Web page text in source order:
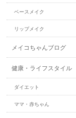
ベースメイク
リップメイク
メイコちゃんブログ
健康・ライフスタイル
ダイエット
ママ・赤ちゃん